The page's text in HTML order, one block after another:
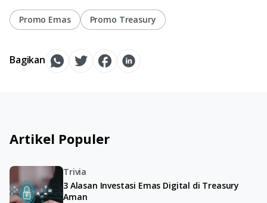
Promo Emas Promo Treasury
Bagikan
Artikel Populer
Trivia
3 Alasan Investasi Emas Digital di Treasury
Aman